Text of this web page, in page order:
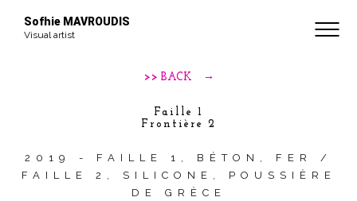
BIOGRAPHIE
Sofhie MAVROUDIS
Visual artist
>> BACK
Faille 1
Frontière 2
2019 - FAILLE 1, BÉTON, FER /
FAILLE 2, SILICONE, POUSSIÈRE
DE GRÈCE